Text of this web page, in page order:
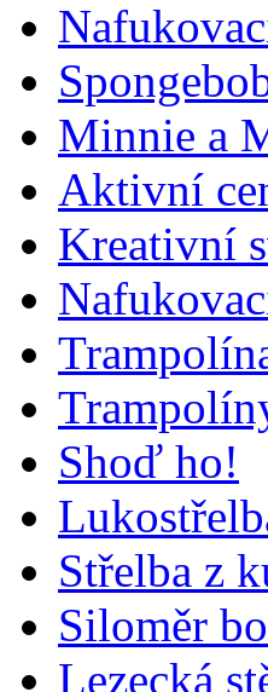
Minnie a
Aktivní
Kreativní
Shoď ho!
Střelba z
Siloměr
Lezecká